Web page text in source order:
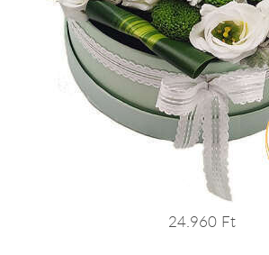
24.960 Ft